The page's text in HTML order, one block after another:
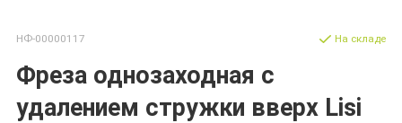
НФ-00000117
Фреза однозаходная с
удалением стружки вверх Lisi
На складе